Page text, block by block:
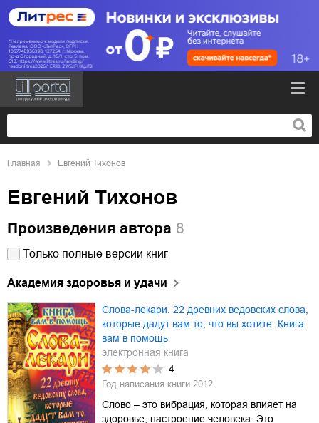
Главная Евгений Тихонов
Евгений Тихонов
Произведения автора 8
Только полные версии книг
Академия здоровья и удачи
Слова-лекари. 22 древних ведовских слова,
которые дадут вам то, что вы хотите. Книга
вам в помощь
электронная книга
4
Год написания книги 2012
Слово – это вибрация, которая влияет на
здоровье, настроение человека. Это